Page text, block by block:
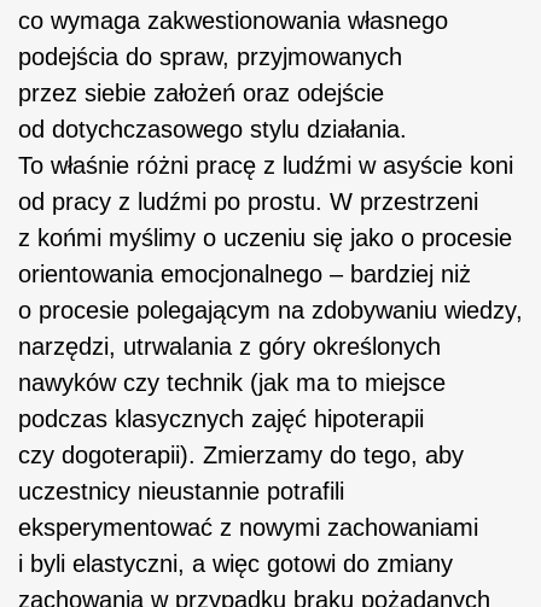
co wymaga zakwestionowania własnego
podejścia do spraw, przyjmowanych
przez siebie założeń oraz odejście
od dotychczasowego stylu działania.
To właśnie różni pracę z ludźmi w asyście koni
od pracy z ludźmi po prostu. W przestrzeni
z końmi myślimy o uczeniu się jako o procesie
orientowania emocjonalnego – bardziej niż
o procesie polegającym na zdobywaniu wiedzy,
narzędzi, utrwalania z góry określonych
nawyków czy technik (jak ma to miejsce
podczas klasycznych zajęć hipoterapii
czy dogoterapii). Zmierzamy do tego, aby
uczestnicy nieustannie potrafili
eksperymentować z nowymi zachowaniami
i byli elastyczni, a więc gotowi do zmiany
zachowania w przypadku braku pożądanych